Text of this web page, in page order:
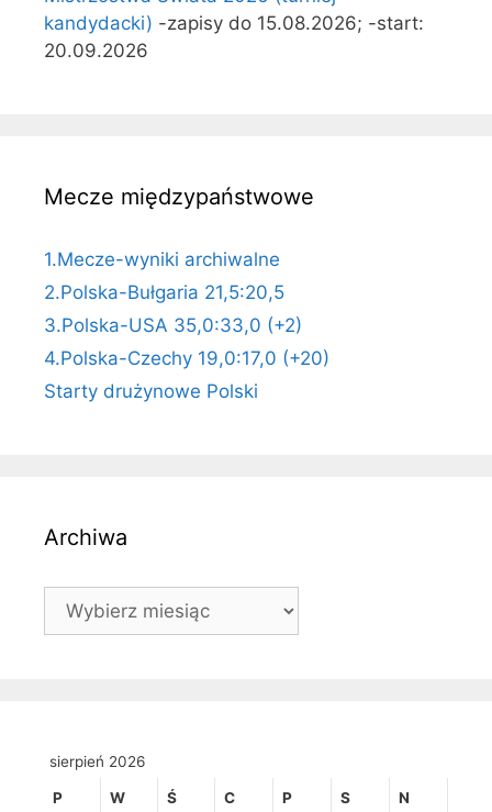
kandydacki) -zapisy do 15.08.2026; -start:
20.09.2026
Mecze międzypaństwowe
1.Mecze-wyniki archiwalne
2.Polska-Bułgaria 21,5:20,5
3.Polska-USA 35,0:33,0 (+2)
4.Polska-Czechy 19,0:17,0 (+20)
Starty drużynowe Polski
Archiwa
Archiwa
sierpień 2026
P W Ś C P S N